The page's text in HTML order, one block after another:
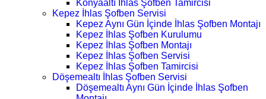
Konyaaltı İhlas Şofben Tamircisi
Kepez İhlas Şofben Servisi
Kepez Aynı Gün İçinde İhlas Şofben Montajı
Kepez İhlas Şofben Kurulumu
Kepez İhlas Şofben Montajı
Kepez İhlas Şofben Servisi
Kepez İhlas Şofben Tamircisi
Döşemealtı İhlas Şofben Servisi
Döşemealtı Aynı Gün İçinde İhlas Şofben